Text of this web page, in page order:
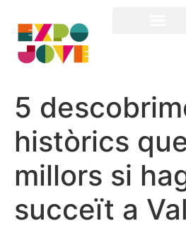
5
històrics
millors si
succeït a